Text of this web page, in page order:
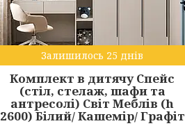
Залишилось 25 днів
Комплект в дитячу Спейс
(стіл, стелаж, шафи та
антресолі) Світ Меблів (h
2600) Білий/ Кашемір/ Графіт